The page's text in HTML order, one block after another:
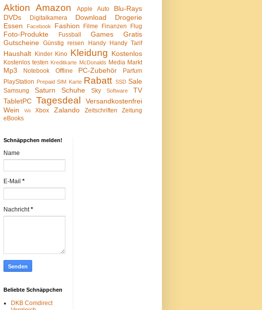
Aktion Amazon Apple Auto
Blu-Rays
DVDs
Digitalkamera Download
Drogerie
Essen
Facebook Fashion Filme Finanzen Flug
Foto-Produkte Fussball Games
Gratis
Gutscheine Günstig reisen Handy Handy Tarif
Haushalt Kinder Kino Kleidung Kostenlos
Kostenlos testen Kreditkarte McDonalds Media Markt
Mp3 Notebook Offline PC-Zubehör
Parfum
PlayStation Prepaid SIM Karte Rabatt SSD Sale
Samsung Saturn Schuhe Sky Software
TV
TabletPC Tagesdeal
Versandkostenfrei
Wein
Wii Xbox Zalando Zeitschriften
Zeitung
eBooks
Schnäppchen melden!
Name
E-Mail *
Nachricht*
Beliebte Schnäppchen
DKB Comdirect